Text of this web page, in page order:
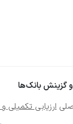
گزینش بانک‌ها
ارزیابی تکمیلی